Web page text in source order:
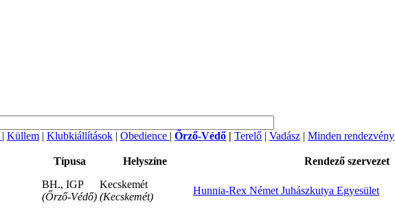
| Küllem | Klubkiállítások | Obedience | Őrző-Védő | Terelő | Vadász | Minden rendezvény
Típusa Helyszíne Rendező szervezet
BH., IGP
(Őrző-Védő)
Kecskemét
(Kecskemét)
Hunnia-Rex Német Juhászkutya Egyesület